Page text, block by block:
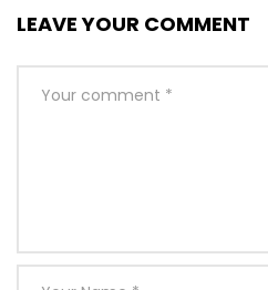
LEAVE YOUR COMMENT